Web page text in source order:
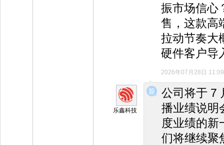
振市场信心
售，这款高
拉动节奏大
硬件客户导
2026年07月28日 11:09
◆
◆
乐鑫科技
公司将于 7
播业绩说明
度业绩的新
们将继续聚